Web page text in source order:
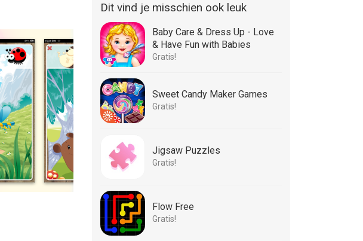
en meer
Dit vind je misschien ook leuk
Baby Care & Dress Up - Love
& Have Fun with Babies
Gratis!
Sweet Candy Maker Games
Gratis!
Jigsaw Puzzles
Gratis!
Flow Free
Gratis!